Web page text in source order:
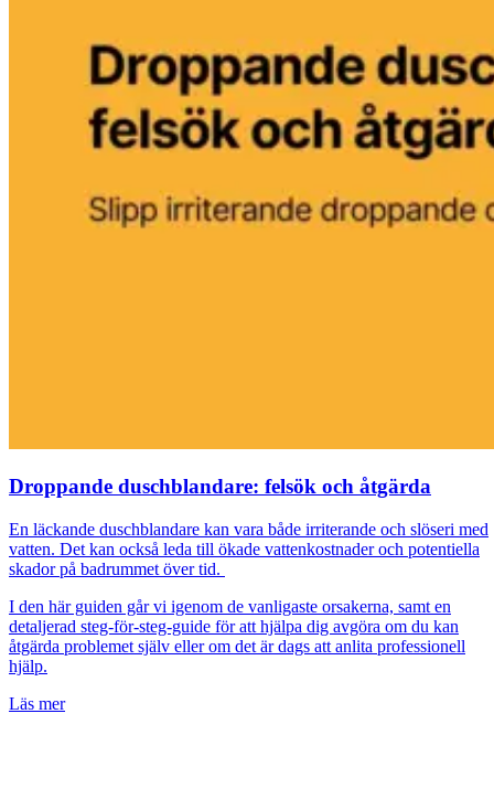
Droppande duschblandare: felsök och åtgärda
En läckande duschblandare kan vara både irriterande och slöseri med
vatten. Det kan också leda till ökade vattenkostnader och potentiella
skador på badrummet över tid.
I den här guiden går vi igenom de vanligaste orsakerna, samt en
detaljerad steg-för-steg-guide för att hjälpa dig avgöra om du kan
åtgärda problemet själv eller om det är dags att anlita professionell
hjälp.
Läs mer